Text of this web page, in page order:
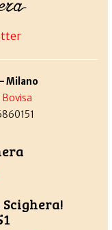
Milano
Bovisa